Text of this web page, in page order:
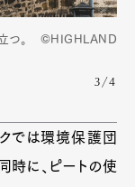
立つ。 ©HIGHLAND
3/4
クでは環境保護団
時に、ピートの使